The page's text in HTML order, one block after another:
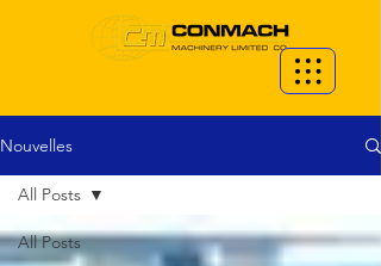
Nouvelles
All Posts
All Posts